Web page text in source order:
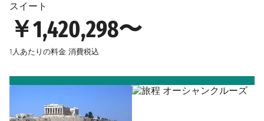
スイート
￥1,420,298〜
1人あたりの料金 消費税込